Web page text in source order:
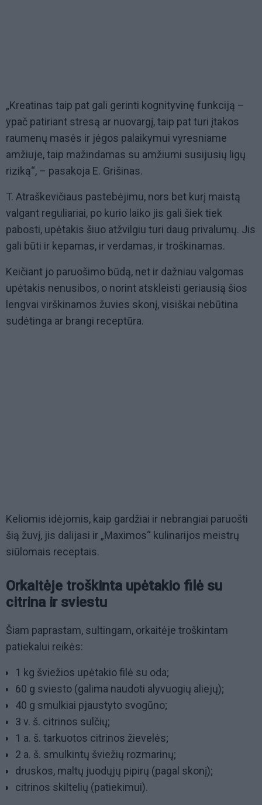
„Kreatinas taip pat gali gerinti kognityvinę funkciją –
ypač patiriant stresą ar nuovargį, taip pat turi įtakos
raumenų masės ir jėgos palaikymui vyresniame
amžiuje, taip mažindamas su amžiumi susijusių ligų
riziką“, – pasakoja E. Grišinas.
T. Atraškevičiaus pastebėjimu, nors bet kurį maistą
valgant reguliariai, po kurio laiko jis gali šiek tiek
pabosti, upėtakis šiuo atžvilgiu turi daug privalumų. Jis
gali būti ir kepamas, ir verdamas, ir troškinamas.
Keičiant jo paruošimo būdą, net ir dažniau valgomas
upėtakis nenusibos, o norint atskleisti geriausią šios
lengvai virškinamos žuvies skonį, visiškai nebūtina
sudėtinga ar brangi receptūra.
Keliomis idėjomis, kaip gardžiai ir nebrangiai paruošti
šią žuvį, jis dalijasi ir „Maximos“ kulinarijos meistrų
siūlomais receptais.
Orkaitėje troškinta upėtakio filė su
citrina ir sviestu
Šiam paprastam, sultingam, orkaitėje troškintam
patiekalui reikės:
1 kg šviežios upėtakio filė su oda;
60 g sviesto (galima naudoti alyvuogių aliejų);
40 g smulkiai pjaustyto svogūno;
3 v. š. citrinos sulčių;
1 a. š. tarkuotos citrinos žievelės;
2 a. š. smulkintų šviežių rozmarinų;
druskos, maltų juodųjų pipirų (pagal skonį);
citrinos skiltelių (patiekimui).